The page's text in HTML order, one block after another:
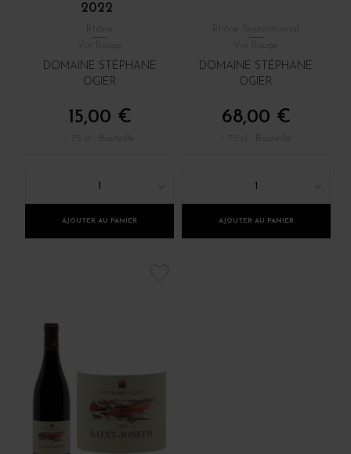
2022
DOMAINE STÉPHANE
OGIER
15,00 €
1
AJOUTER AU PANIER
DOMAINE STÉPHANE
OGIER
68,00 €
1
AJOUTER AU PANIER